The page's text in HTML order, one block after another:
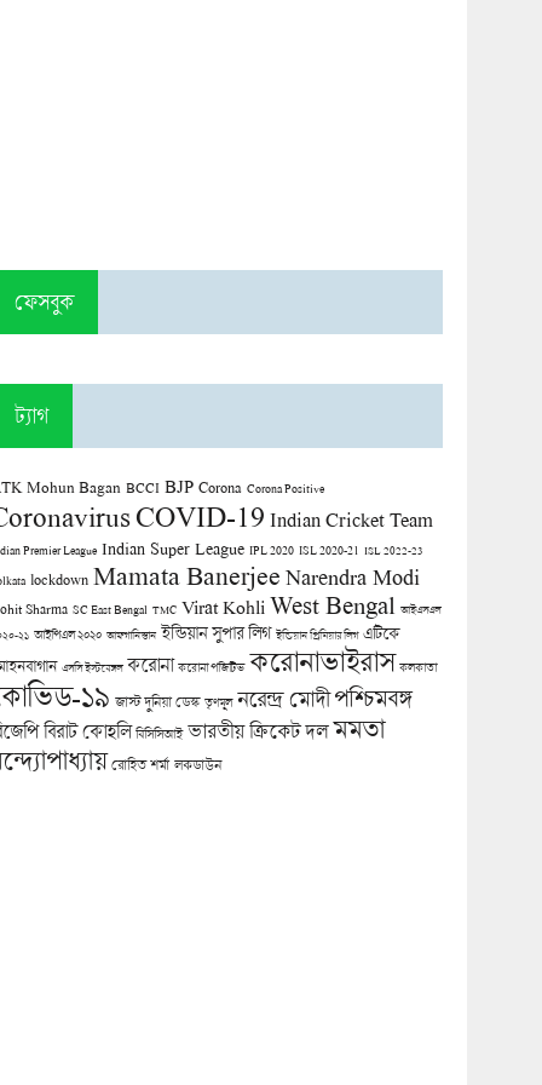
ফেসবুক
ট্যাগ
Mohun Bagan BCCI BJP Corona Corona Positive
COVID-19 Indian Cricket Team
Premier League Indian Super League IPL 2020 ISL 2020-21 ISL 2022-23
lockdown Mamata Banerjee Narendra Modi
Sharma SC East Bengal TMC Virat Kohli West Bengal আইএসএল
২১ আইপিএল ২০২০ আফগানিস্তান ইন্ডিয়ান সুপার লিগ ইন্ডিয়ান প্রিমিয়ার লিগ এটিকে
এসসি ইস্টবেঙ্গল করোনা করোনা পজিটিভ করোনাভাইরাস কলকাতা
১৯ জাস্ট দুনিয়া ডেস্ক তৃণমূল নরেন্দ্র মোদী পশ্চিমবঙ্গ
বিরাট কোহলি বিসিসিআই ভারতীয় ক্রিকেট দল মমতা
রোহিত শর্মা লকডাউন